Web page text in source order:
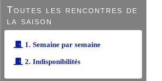
Toutes les rencontres de
la saison
1. Semaine par semaine
2. Indisponibilités